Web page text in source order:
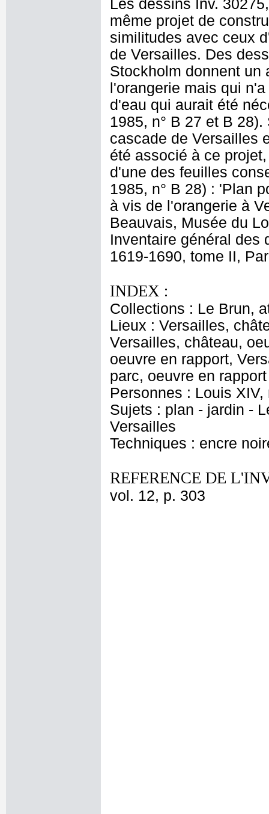
Les dessins Inv.
même projet de
similitudes avec ceux
de Versailles. Des
Stockholm donnent un
l'orangerie mais qui
d'eau qui aurait été
1985, n° B 27 et B
cascade de Versailles
été associé à ce
d'une des feuilles
1985, n° B 28) : 'Plan
à vis de l'orangerie à
Beauvais, Musée du
Inventaire général des
1619-1690, tome II,
INDEX :
Collections : Le Brun,
Lieux : Versailles,
Versailles, château,
oeuvre en rapport,
parc, oeuvre en rapport
Personnes : Louis
Sujets : plan - jardin -
Versailles
Techniques : encre
REFERENCE DE
vol. 12, p. 303